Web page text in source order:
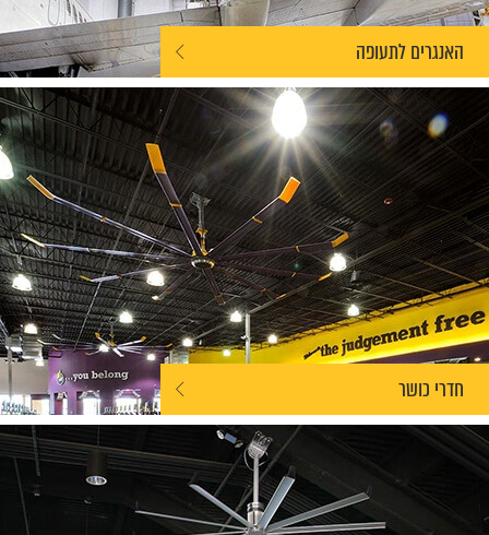
האנגרים לתעופה
חדרי כושר